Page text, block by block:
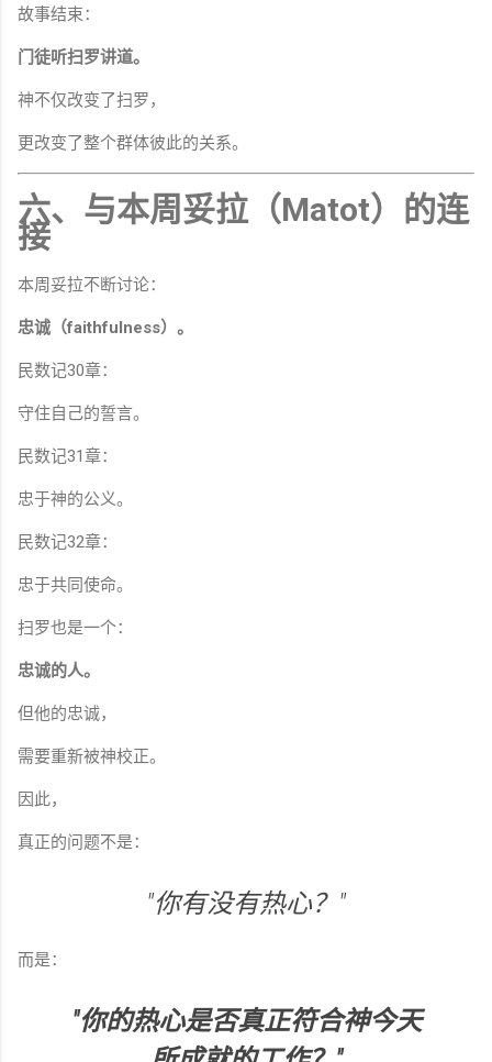
故事结束：
门徒听扫罗讲道。
神不仅改变了扫罗，
更改变了整个群体彼此的关系。
六、与本周妥拉（Matot）的连
接
本周妥拉不断讨论：
忠诚（faithfulness）。
民数记30章：
守住自己的誓言。
民数记31章：
忠于神的公义。
民数记32章：
忠于共同使命。
扫罗也是一个：
忠诚的人。
但他的忠诚，
需要重新被神校正。
因此，
真正的问题不是：
"你有没有热心？"
而是：
"你的热心是否真正符合神今天